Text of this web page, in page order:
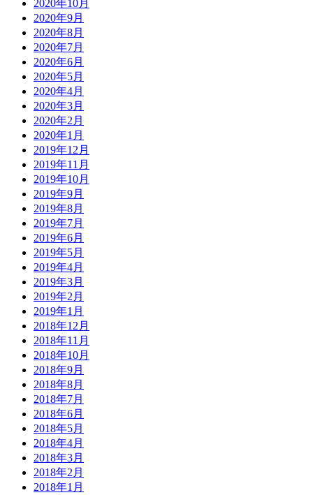
2020年10月
2020年9月
2020年8月
2020年7月
2020年6月
2020年5月
2020年4月
2020年3月
2020年2月
2020年1月
2019年12月
2019年11月
2019年10月
2019年9月
2019年8月
2019年7月
2019年6月
2019年5月
2019年4月
2019年3月
2019年2月
2019年1月
2018年12月
2018年11月
2018年10月
2018年9月
2018年8月
2018年7月
2018年6月
2018年5月
2018年4月
2018年3月
2018年2月
2018年1月